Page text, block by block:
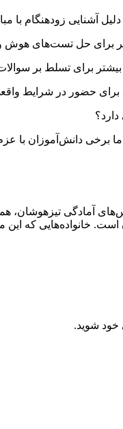
آشنایی زودهنگام با
برای حل تست‌های
برای تسلط بر
حضور در شرایط
برخی دانش‌آموزان با
آمادگی تیزهوشان،
خانواده‌هایی که این
شوید.